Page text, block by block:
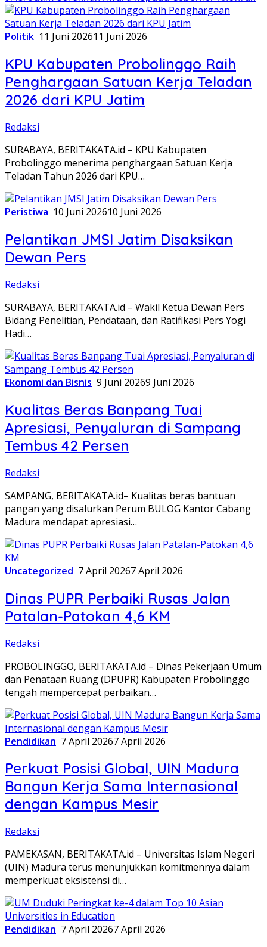
Politik 11 Juni 202611 Juni 2026
KPU Kabupaten Probolinggo Raih
Penghargaan Satuan Kerja Teladan
2026 dari KPU Jatim
Redaksi
SURABAYA, BERITAKATA.id – KPU Kabupaten
Probolinggo menerima penghargaan Satuan Kerja
Teladan Tahun 2026 dari KPU…
Peristiwa 10 Juni 202610 Juni 2026
Pelantikan JMSI Jatim Disaksikan
Dewan Pers
Redaksi
SURABAYA, BERITAKATA.id – Wakil Ketua Dewan Pers
Bidang Penelitian, Pendataan, dan Ratifikasi Pers Yogi
Hadi…
Ekonomi dan Bisnis 9 Juni 20269 Juni 2026
Kualitas Beras Banpang Tuai
Apresiasi, Penyaluran di Sampang
Tembus 42 Persen
Redaksi
SAMPANG, BERITAKATA.id– Kualitas beras bantuan
pangan yang disalurkan Perum BULOG Kantor Cabang
Madura mendapat apresiasi…
Uncategorized 7 April 20267 April 2026
Dinas PUPR Perbaiki Rusas Jalan
Patalan-Patokan 4,6 KM
Redaksi
PROBOLINGGO, BERITAKATA.id – Dinas Pekerjaan Umum
dan Penataan Ruang (DPUPR) Kabupaten Probolinggo
tengah mempercepat perbaikan…
Pendidikan 7 April 20267 April 2026
Perkuat Posisi Global, UIN Madura
Bangun Kerja Sama Internasional
dengan Kampus Mesir
Redaksi
PAMEKASAN, BERITAKATA.id – Universitas Islam Negeri
(UIN) Madura terus menunjukkan komitmennya dalam
memperkuat eksistensi di…
Pendidikan 7 April 20267 April 2026